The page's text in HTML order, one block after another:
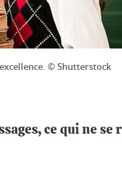
© Shutterstock
ce qui ne